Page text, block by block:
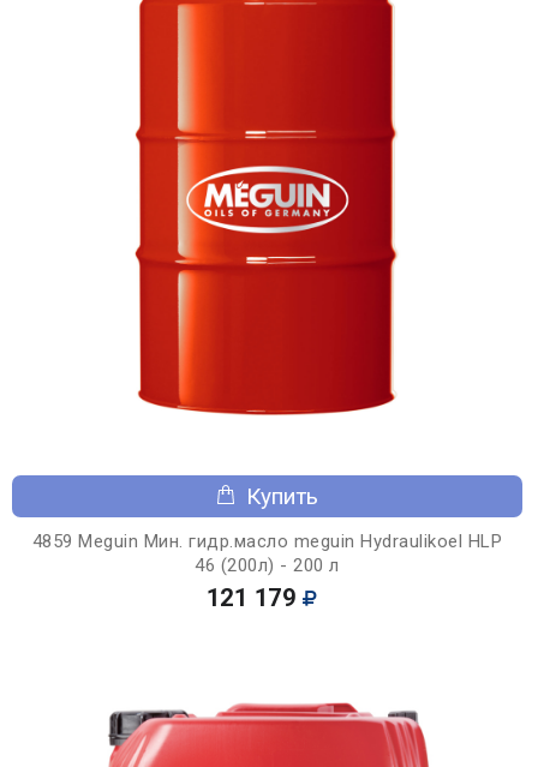
Купить
4859 Meguin Мин. гидр.масло meguin Hydraulikoel HLP
46 (200л) - 200 л
121 179